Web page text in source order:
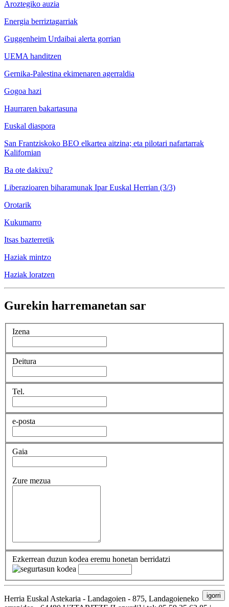
Aroztegiko auzia
Energia berriztagarriak
Guggenheim Urdaibai alerta gorrian
UEMA handitzen
Gernika-Palestina ekimenaren agerraldia
Gogoa hazi
Haurraren bakartasuna
Euskal diaspora
San Frantziskoko BEO elkartea aitzina; eta pilotari nafartarrak
Kalifornian
Ba ote dakixu?
Liberazioaren biharamunak Ipar Euskal Herrian (3/3)
Orotarik
Kukumarro
Itsas bazterretik
Haziak mintzo
Haziak loratzen
Gurekin harremanetan sar
Izena
Deitura
Tel.
e-posta
Gaia
Zure mezua
Ezkerrean duzun kodea eremu honetan berridatzi
igorri
Herria Euskal Astekaria - Landagoien - 875, Landagoieneko